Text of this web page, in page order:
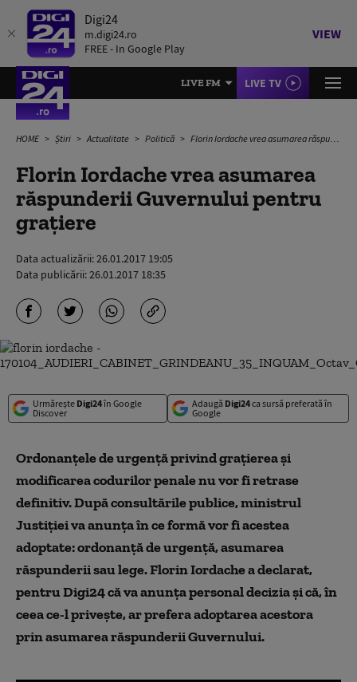
Digi24
m.digi24.ro
FREE - In Google Play
VIEW
LIVE FM LIVE TV
HOME Știri Actualitate Politică Florin Iordache vrea asumarea răspunderii Guvernului pentru graţiere
Florin Iordache vrea asumarea
răspunderii Guvernului pentru
graţiere
Data actualizării:26.01.2017 19:05
Data publicării:26.01.2017 18:35
Urmărește Digi24în Google
Discover
Adaugă Digi24ca sursă preferată în
Google
Ordonanţele de urgenţă privind graţierea şi
modificarea codurilor penale nu vor fi retrase
definitiv. După consultările publice, ministrul
Justiţiei va anunţa în ce formă vor fi acestea
adoptate: ordonanţă de urgenţă, asumarea
răspunderii sau lege. Florin Iordache a declarat,
pentru Digi24 că va anunţa personal decizia şi că, în
ceea ce-l priveşte, ar prefera adoptarea acestora
prin asumarea răspunderii Guvernului.